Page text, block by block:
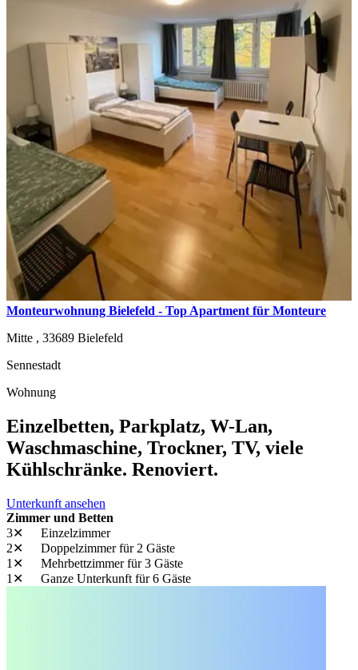
Monteurwohnung Bielefeld - Top Apartment für Monteure
Mitte , 33689 Bielefeld
Sennestadt
Wohnung
Einzelbetten, Parkplatz, W-Lan,
Waschmaschine, Trockner, TV, viele
Kühlschränke. Renoviert.
Unterkunft ansehen
Zimmer und Betten
3✕
Einzelzimmer
2✕
Doppelzimmerfür 2 Gäste
1✕
Mehrbettzimmerfür 3 Gäste
1✕
Ganze Unterkunft für 6 Gäste